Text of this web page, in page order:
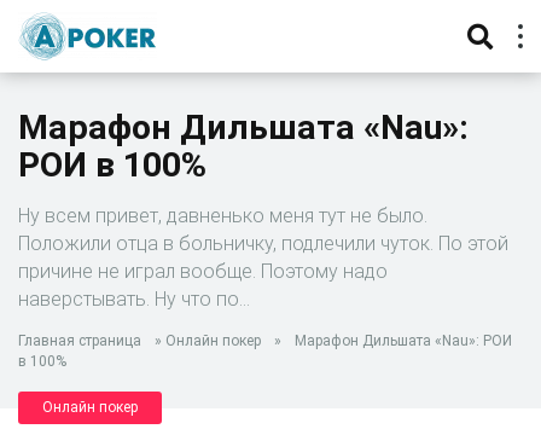
Марафон Дильшата «Nau»:
РОИ в 100%
Ну всем привет, давненько меня тут не было.
Положили отца в больничку, подлечили чуток. По этой
причине не играл вообще. Поэтому надо
наверстывать. Ну что по…
Главная страница » Онлайн покер »
Марафон Дильшата «Nau»: РОИ
в 100%
Онлайн покер